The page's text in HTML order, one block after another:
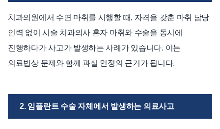
치과의원에서 수면 마취를 시행할 때, 자격을 갖춘 마취 담당
인력 없이 시술 치과의사 혼자 마취와 수술을 동시에
진행하다가 사고가 발생하는 사례가 있습니다. 이는
의료법상 문제와 함께 과실 인정의 근거가 됩니다.
2. 임플란트 수술 자체에서 발생하는 의료사고